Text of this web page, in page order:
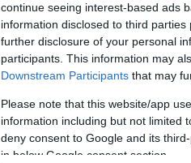
continue seeing interest-based ads
information disclosed to third
further disclosure of your personal
participants. This information may
Downstream Participants that may
Please note that this website/app
information including but not limited
deny consent to Google and its
in below Google consent section.
ΟΙΚΟΝΟΜΙΑ
Νέες
μικρές